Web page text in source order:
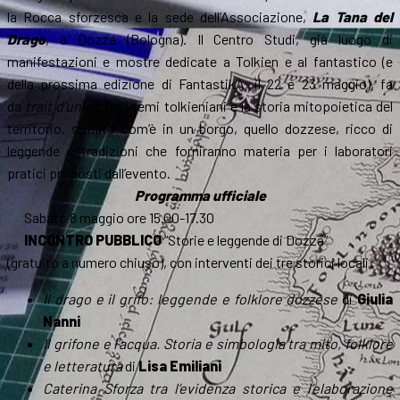
la Rocca sforzesca e la sede dell’Associazione, La Tana del
Drago, a Dozza (Bologna). Il Centro Studi, già luogo di
manifestazioni e mostre dedicate a Tolkien e al fantastico (e
della prossima edizione di FantastikA, il 22 e 23 maggio), fa
da trait d’union
tra i temi tolkieniani e la storia mitopoietica del
territorio, situato com’è in un borgo, quello dozzese, ricco di
leggende e tradizioni che forniranno materia per i laboratori
pratici proposti dall’evento.
Programma ufficiale
Sabato 8 maggio ore 15.00-17.30
INCONTRO PUBBLICO“Storie e leggende di Dozza”
(gratuito a numero chiuso), con interventi dei tre storici locali:
Il drago e il grifo: leggende e folklore dozzese diGiulia
Nanni
Il grifone e l’acqua. Storia e simbologia tra mito, folklore
e letteraturadiLisa Emiliani
Caterina Sforza tra l’evidenza storica e l’elaborazione